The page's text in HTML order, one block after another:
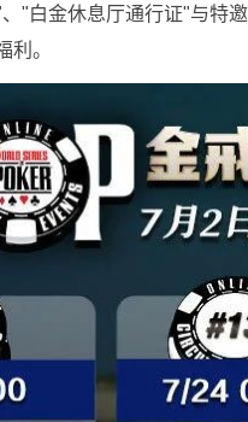
"白金休息厅通行证"与特
利。